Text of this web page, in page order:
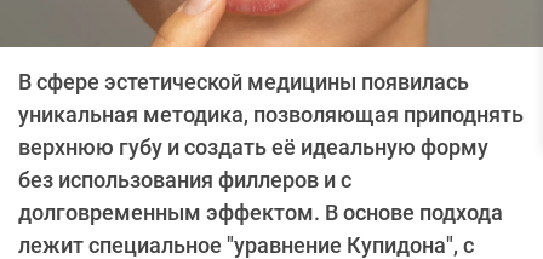
В сфере эстетической медицины появилась
уникальная методика, позволяющая приподнять
верхнюю губу и создать её идеальную форму
без использования филлеров и с
долговременным эффектом. В основе подхода
лежит специальное "уравнение Купидона", с